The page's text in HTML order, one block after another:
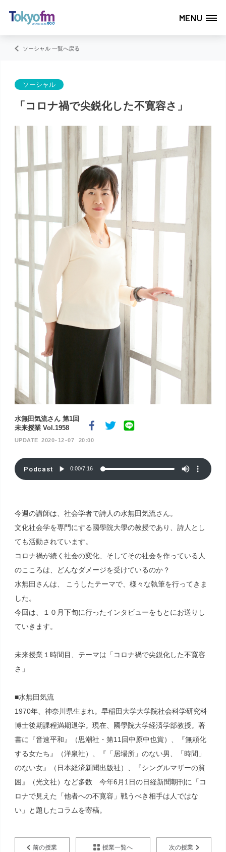
MENU
ソーシャル 一覧へ戻る
ソーシャル
「コロナ禍で尖鋭化した不寛容さ」
水無田気流さん 第1回
未来授業 Vol.1958
2020 12 07 20:00
Podcast 0:00/7:16
今週の講師は、社会学者で詩人の水無田気流さん。
文化社会学を専門にする國學院大學の教授であり、詩人とし
ても活動されています。
コロナ禍が続く社会の変化、そしてその社会を作っている人
のこころは、どんなダメージを受けているのか？
水無田さんは、 こうしたテーマで、様々な執筆を行ってきま
した。
今回は、１０月下旬に行ったインタビューをもとにお送りし
ていきます。
未来授業１時間目、テーマは「コロナ禍で尖鋭化した不寛容
さ」
■水無田気流
1970年、神奈川県生まれ。早稲田大学大学院社会科学研究科
博士後期課程満期退学。現在、國學院大学経済学部教授。著
書に『音速平和』（思潮社・第11回中原中也賞）、『無頼化
する女たち』（洋泉社）、『「居場所」のない男、「時間」
のない女』（日本経済新聞出版社）、『シングルマザーの貧
困』（光文社）など多数 今年6月1日の日経新聞朝刊に「コ
ロナで見えた「他者への不寛容」戦うべき相手は人ではな
い」と題したコラムを寄稿。
前の授業 授業一覧へ 次の授業